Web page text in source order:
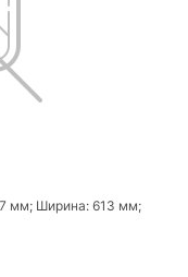
мм; Ширина: 613 мм;